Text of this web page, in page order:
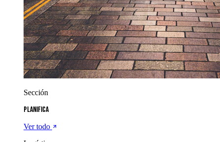
Sección
Planifica
Ver todo